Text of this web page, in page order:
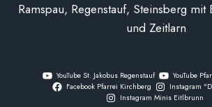
Ramspau, Regenstauf, Steinsberg mit
und Zeitlarn
YouTube St. Jakobus Regenstauf
YouTube
Facebook Pfarrei Kirchberg
Instagram
Instagram Minis Eitlbrunn